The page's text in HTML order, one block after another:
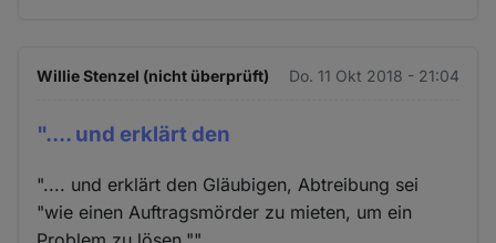
Willie Stenzel (nicht überprüft) Do. 11 Okt 2018 - 21:04
".... und erklärt den
".... und erklärt den Gläubigen, Abtreibung sei
"wie einen Auftragsmörder zu mieten, um ein